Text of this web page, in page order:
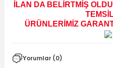
İLAN DA BELİRTMİŞ
ÜRÜNLERİMİZ
Yorumlar (0)